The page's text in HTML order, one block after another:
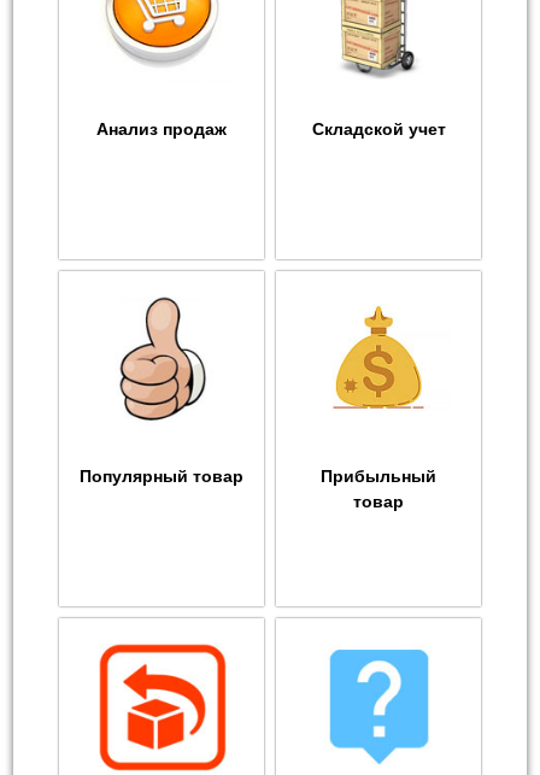
Анализ продаж Складской учет
Популярный товар
Прибыльный
товар